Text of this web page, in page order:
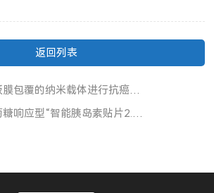
返回列表
上一篇：使用血小板膜包覆的纳米载体进行抗癌药物递送的工作已被 《先进材料》 接受并被选为VIP论文。
下一篇：我们的葡萄糖响应型“智能胰岛素贴片2.0" 已经发表